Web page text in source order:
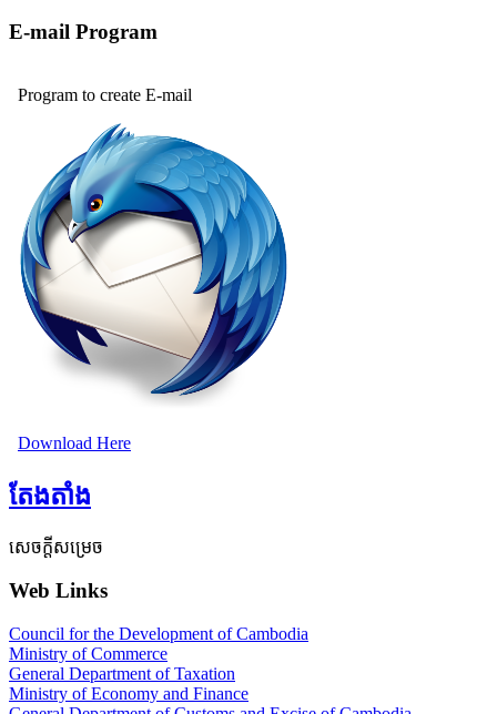
E-mail Program
Program to create E-mail
Download Here
តែងតាំង
សេចក្តីសម្រេច
Web Links
Council for the Development of Cambodia
Ministry of Commerce
General Department of Taxation
Ministry of Economy and Finance